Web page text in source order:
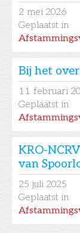
2 mei 2026
Geplaatst in
Bij het
11 februari
Geplaatst in
KRO-
van
25 juli 2025
Geplaatst in